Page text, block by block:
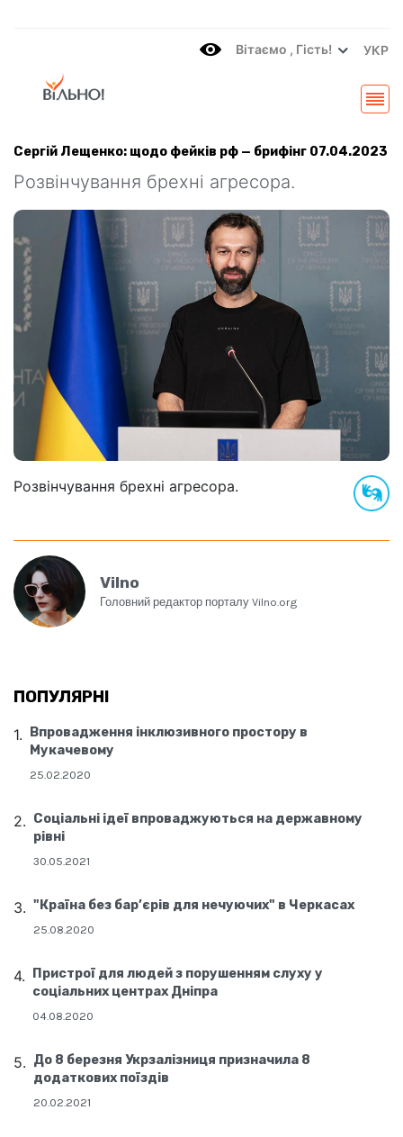
Вітаємo , Гість! УКР
Сергій Лещенко: щодо фейків рф — брифінг 07.04.2023
Розвінчування брехні агресора.
Розвінчування брехні агресора.
Vilno
Головний редактор порталу Vilno.org
ПОПУЛЯРНІ
Впровадження інклюзивного простору в
Мукачевому
25.02.2020
Соціальні ідеї впроваджуються на державному
рівні
30.05.2021
"Країна без бар’єрів для нечуючих" в Черкасах
25.08.2020
Пристрої для людей з порушенням слуху у
соціальних центрах Дніпра
04.08.2020
До 8 березня Укрзалізниця призначила 8
додаткових поїздів
20.02.2021